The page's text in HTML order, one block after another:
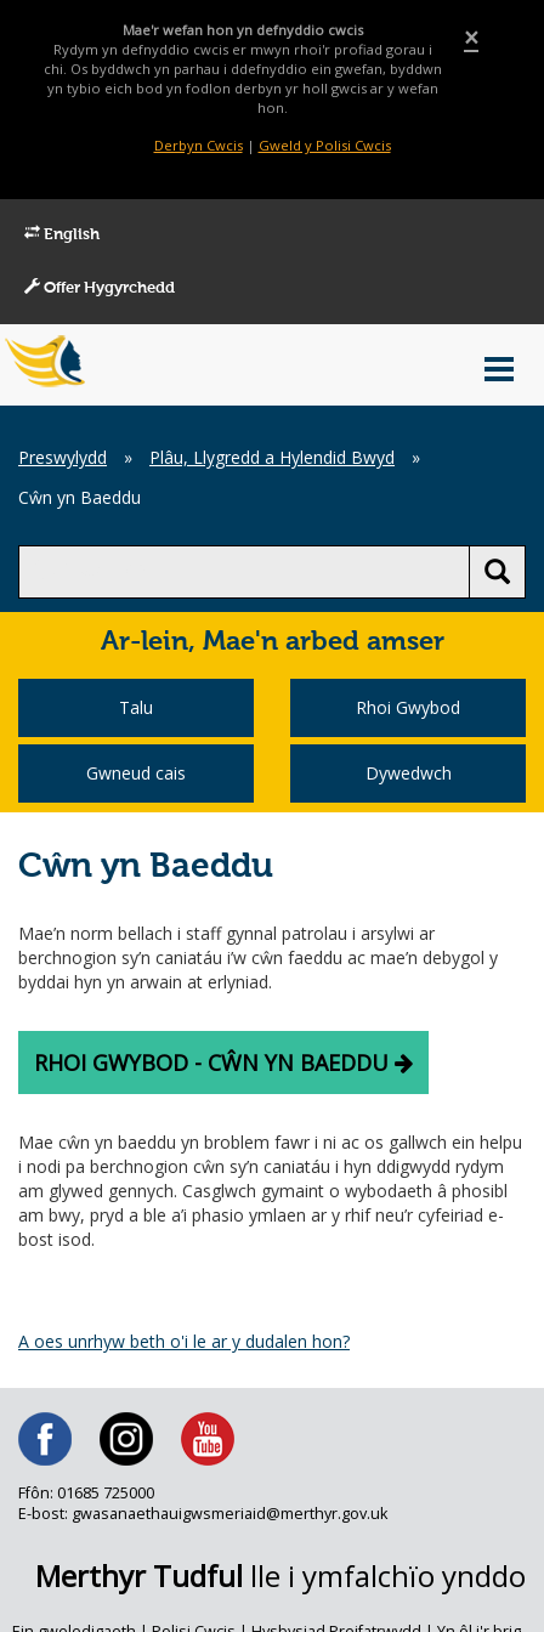
×
Mae'r wefan hon yn defnyddio cwcis
Rydym yn defnyddio cwcis er mwyn rhoi'r profiad gorau i
chi. Os byddwch yn parhau i ddefnyddio ein gwefan, byddwn
yn tybio eich bod yn fodlon derbyn yr holl gwcis ar y wefan
hon.
Derbyn Cwcis| Gweld y Polisi Cwcis
English
Offer Hygyrchedd
Main
Menu
Breadcrumb
Preswylydd » Plâu, Llygredd a Hylendid Bwyd
»
Cŵn yn Baeddu
Ar-lein, Mae'n arbed amser
Talu Rhoi Gwybod
Gwneud cais Dywedwch
Cŵn yn Baeddu
Mae’n norm bellach i staff gynnal patrolau i arsylwi ar
berchnogion sy’n caniatáu i’w cŵn faeddu ac mae’n debygol y
byddai hyn yn arwain at erlyniad.
RHOI GWYBOD - CŴN YN BAEDDU
Mae cŵn yn baeddu yn broblem fawr i ni ac os gallwch ein helpu
i nodi pa berchnogion cŵn sy’n caniatáu i hyn ddigwydd rydym
am glywed gennych. Casglwch gymaint o wybodaeth â phosibl
am bwy, pryd a ble a’i phasio ymlaen ar y rhif neu’r cyfeiriad e-
bost isod.
A oes unrhyw beth o'i le ar y dudalen hon?
Ffôn: 01685 725000
E-bost: gwasanaethauigwsmeriaid@merthyr.gov.uk
Merthyr Tudful lle i ymfalchïo ynddo